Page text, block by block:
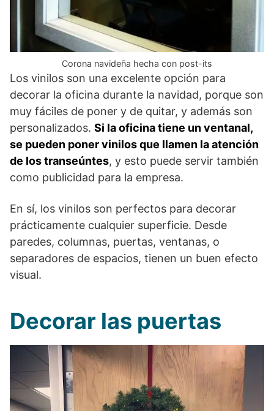
Corona navideña hecha con post-its
Los vinilos son una excelente opción para
decorar la oficina durante la navidad, porque son
muy fáciles de poner y de quitar, y además son
personalizados. Si la oficina tiene un ventanal,
se pueden poner vinilos que llamen la atención
de los transeúntes, y esto puede servir también
como publicidad para la empresa.
En sí, los vinilos son perfectos para decorar
prácticamente cualquier superficie. Desde
paredes, columnas, puertas, ventanas, o
separadores de espacios, tienen un buen efecto
visual.
Decorar las puertas